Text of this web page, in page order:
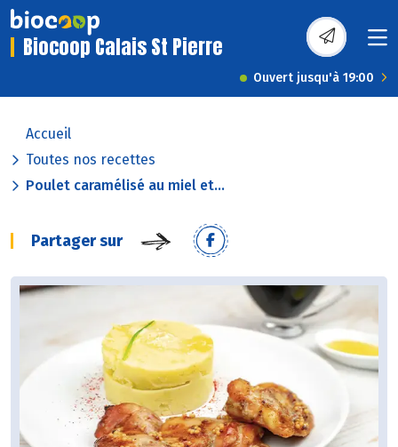
Biocoop Calais St Pierre
Ouvert jusqu'à 19:00
Accueil
Toutes nos recettes
Poulet caramélisé au miel et...
Partager sur